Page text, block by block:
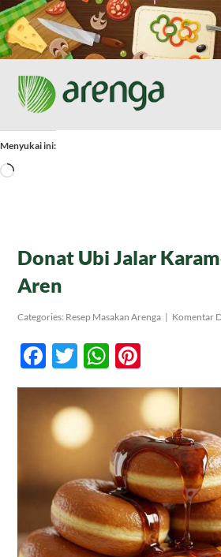
Skip
to
content
Home
Tentang Kami
Produk
Menyukai ini:
Memuat...
Donat Ubi Jalar
Aren
Categories: Resep Masakan Arenga | Komentar
Facebook
TwitterWhatsApp